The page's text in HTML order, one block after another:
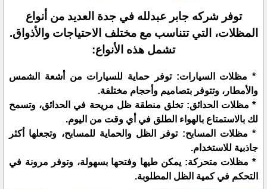
توفر شركه جابر عبدلله في جدة العديد من أنواع
المظلات، التي تتناسب مع مختلف الاحتياجات والأذواق.
تشمل هذه الأنواع:
* مظلات السيارات: توفر حماية للسيارات من أشعة الشمس
والأمطار، وتتوفر بتصاميم وأحجام مختلفة.
* مظلات الحدائق: تخلق منطقة ظل مريحة في الحدائق، وتسمح
لك بالاستمتاع بالهواء الطلق في أي وقت من اليوم.
* مظلات المسابح: توفر الظل والحماية للمسابح، وتجعلها أكثر
جاذبية للاستخدام.
* مظلات متحركة: يمكن طيها وفتحها بسهولة، وتوفر مرونة في
التحكم في كمية الظل المطلوبة.